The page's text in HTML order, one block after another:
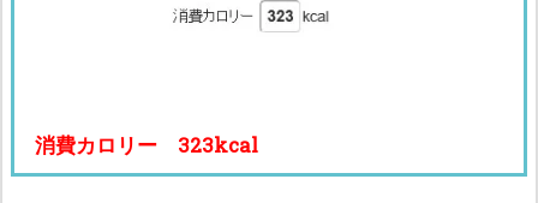
消費カロリー 323kcal